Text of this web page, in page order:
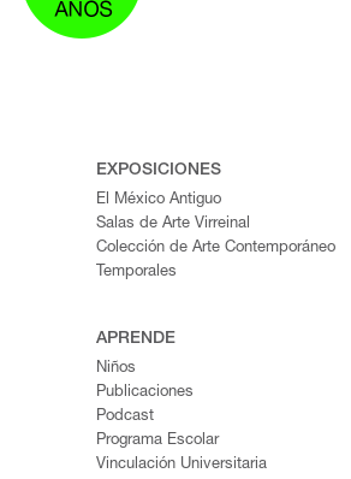
EXPOSICIONES
El México Antiguo
Salas de Arte Virreinal
Colección de Arte Contemporáneo
Temporales
APRENDE
Niños
Publicaciones
Podcast
Programa Escolar
Vinculación Universitaria